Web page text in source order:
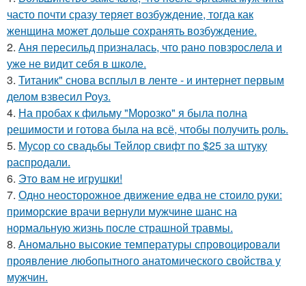
часто почти сразу теряет возбуждение, тогда как
женщина может дольше сохранять возбуждение.
2. Аня пересильд призналась, что рано повзрослела и
уже не видит себя в школе.
3. Титаник" снова всплыл в ленте - и интернет первым
делом взвесил Роуз.
4. На пробах к фильму "Морозко" я была полна
решимости и готова была на всё, чтобы получить роль.
5. Мусор со свадьбы Тейлор свифт по $25 за штуку
распродали.
6. Это вам не игрушки!
7. Одно неосторожное движение едва не стоило руки:
приморские врачи вернули мужчине шанс на
нормальную жизнь после страшной травмы.
8. Аномально высокие температуры спровоцировали
проявление любопытного анатомического свойства у
мужчин.